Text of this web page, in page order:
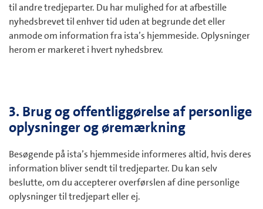
til andre tredjeparter. Du har mulighed for at afbestille
nyhedsbrevet til enhver tid uden at begrunde det eller
anmode om information fra ista’s hjemmeside. Oplysninger
herom er markeret i hvert nyhedsbrev.
3. Brug og offentliggørelse af personlige
oplysninger og øremærkning
Besøgende på ista’s hjemmeside informeres altid, hvis deres
information bliver sendt til tredjeparter. Du kan selv
beslutte, om du accepterer overførslen af dine personlige
oplysninger til tredjepart eller ej.